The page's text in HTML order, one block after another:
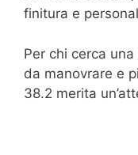
finitura e
Per chi cerca
da manovrare e
38.2 merita